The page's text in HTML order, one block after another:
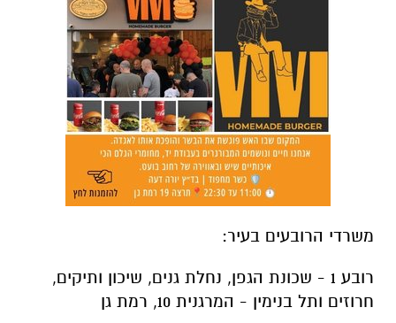
משרדי הרובעים בעיר:
רובע 1 -
שכונת הגפן, נחלת גנים, שיכון ותיקים,
חרוזים ותל בנימין - המרגנית 10, רמת גן